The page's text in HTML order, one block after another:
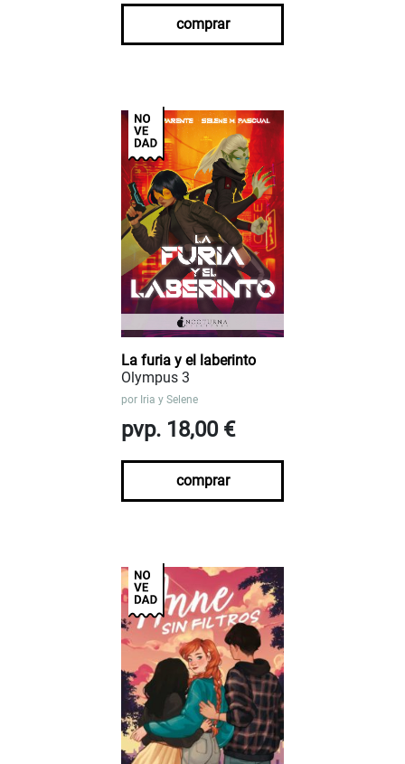
comprar
La furia y el laberinto
Olympus 3
por Iria y Selene
pvp. 18,00 €
comprar